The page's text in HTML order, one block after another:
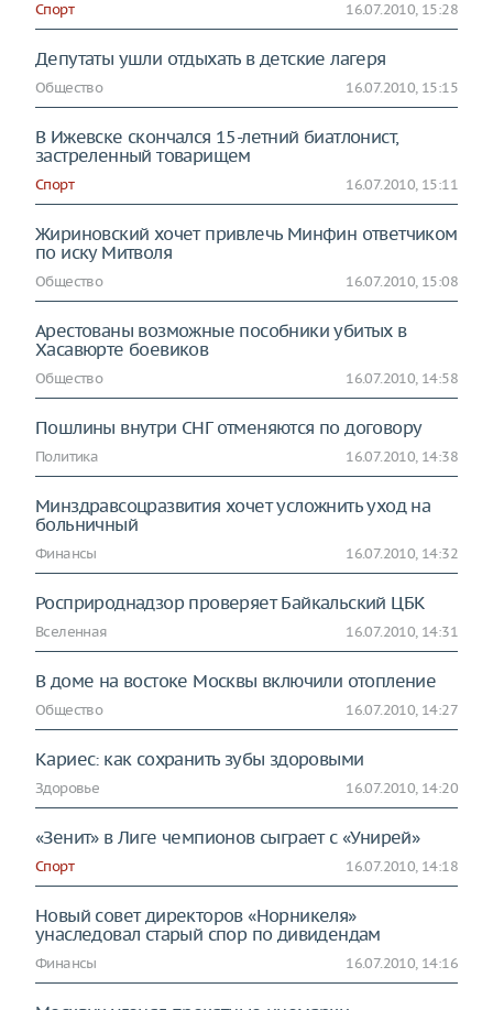
Спорт 16.07.2010, 15:28
Депутаты ушли отдыхать в детские лагеря
Общество 16.07.2010, 15:15
В Ижевске скончался 15-летний биатлонист,
застреленный товарищем
Спорт 16.07.2010, 15:11
Жириновский хочет привлечь Минфин ответчиком
по иску Митволя
Общество 16.07.2010, 15:08
Арестованы возможные пособники убитых в
Хасавюрте боевиков
Общество 16.07.2010, 14:58
Пошлины внутри СНГ отменяются по договору
Политика 16.07.2010, 14:38
Минздравсоцразвития хочет усложнить уход на
больничный
Финансы 16.07.2010, 14:32
Росприроднадзор проверяет Байкальский ЦБК
Вселенная 16.07.2010, 14:31
В доме на востоке Москвы включили отопление
Общество 16.07.2010, 14:27
Кариес: как сохранить зубы здоровыми
Здоровье 16.07.2010, 14:20
«Зенит» в Лиге чемпионов сыграет с «Унирей»
Спорт 16.07.2010, 14:18
Новый совет директоров «Норникеля»
унаследовал старый спор по дивидендам
Финансы 16.07.2010, 14:16